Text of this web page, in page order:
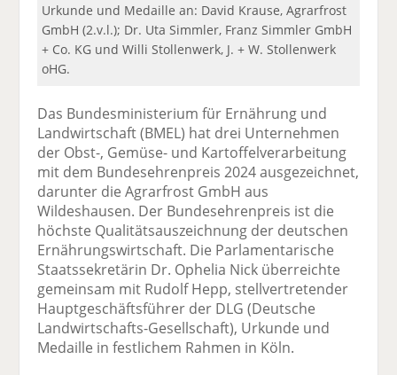
Urkunde und Medaille an: David Krause, Agrarfrost
GmbH (2.v.l.); Dr. Uta Simmler, Franz Simmler GmbH
+ Co. KG und Willi Stollenwerk, J. + W. Stollenwerk
oHG.
Das Bundesministerium für Ernährung und
Landwirtschaft (BMEL) hat drei Unternehmen
der Obst-, Gemüse- und Kartoffelverarbeitung
mit dem Bundesehrenpreis 2024 ausgezeichnet,
darunter die Agrarfrost GmbH aus
Wildeshausen. Der Bundesehrenpreis ist die
höchste Qualitätsauszeichnung der deutschen
Ernährungswirtschaft. Die Parlamentarische
Staatssekretärin Dr. Ophelia Nick überreichte
gemeinsam mit Rudolf Hepp, stellvertretender
Hauptgeschäftsführer der DLG (Deutsche
Landwirtschafts-Gesellschaft), Urkunde und
Medaille in festlichem Rahmen in Köln.